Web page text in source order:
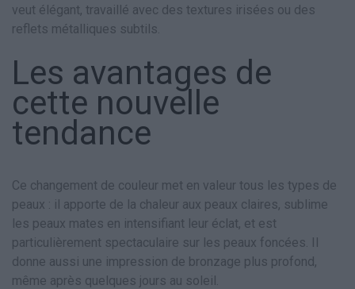
veut élégant, travaillé avec des textures irisées ou des
reflets métalliques subtils.
Les avantages de
cette nouvelle
tendance
Ce changement de couleur met en valeur tous les types de
peaux : il apporte de la chaleur aux peaux claires, sublime
les peaux mates en intensifiant leur éclat, et est
particulièrement spectaculaire sur les peaux foncées. Il
donne aussi une impression de bronzage plus profond,
même après quelques jours au soleil.